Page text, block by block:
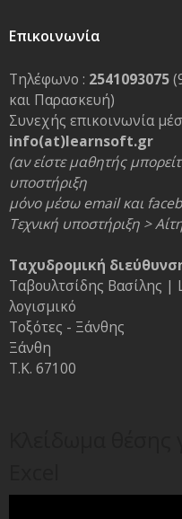
Επικοινωνία
Τηλέφωνο : 2541093075
και Παρασκευή)
Συνεχής επικοινωνία
info(at)learnsoft.gr
(αν είστε μαθητής
υποστήριξη
μόνο μέσω email και
Τεχνική υποστήριξη >
Ταχυδρομική
Ταβουλτσίδης Βασίλης |
λογισμικό
Τοξότες - Ξάνθης
Ξάνθη
Τ.Κ. 67100